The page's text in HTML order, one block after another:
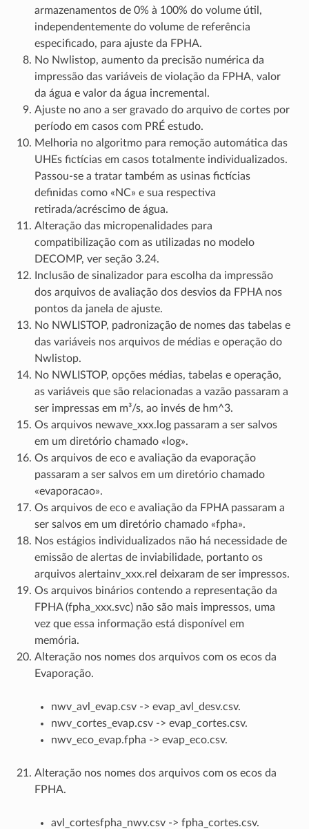
armazenamentos de 0% à 100% do volume útil,
independentemente do volume de referência
especificado, para ajuste da FPHA.
No Nwlistop, aumento da precisão numérica da
impressão das variáveis de violação da FPHA, valor
da água e valor da água incremental.
Ajuste no ano a ser gravado do arquivo de cortes por
período em casos com PRÉ estudo.
Melhoria no algoritmo para remoção automática das
UHEs fictícias em casos totalmente individualizados.
Passou-se a tratar também as usinas fictícias
definidas como «NC» e sua respectiva
retirada/acréscimo de água.
Alteração das micropenalidades para
compatibilização com as utilizadas no modelo
DECOMP, ver seção 3.24.
Inclusão de sinalizador para escolha da impressão
dos arquivos de avaliação dos desvios da FPHA nos
pontos da janela de ajuste.
No NWLISTOP, padronização de nomes das tabelas e
das variáveis nos arquivos de médias e operação do
Nwlistop.
No NWLISTOP, opções médias, tabelas e operação,
as variáveis que são relacionadas a vazão passaram a
ser impressas em m³/s, ao invés de hm^3.
Os arquivos newave_xxx.log passaram a ser salvos
em um diretório chamado «log».
Os arquivos de eco e avaliação da evaporação
passaram a ser salvos em um diretório chamado
«evaporacao».
Os arquivos de eco e avaliação da FPHA passaram a
ser salvos em um diretório chamado «fpha».
Nos estágios individualizados não há necessidade de
emissão de alertas de inviabilidade, portanto os
arquivos alertainv_xxx.rel deixaram de ser impressos.
Os arquivos binários contendo a representação da
FPHA (fpha_xxx.svc) não são mais impressos, uma
vez que essa informação está disponível em
memória.
Alteração nos nomes dos arquivos com os ecos da
Evaporação.
nwv_avl_evap.csv -> evap_avl_desv.csv.
nwv_cortes_evap.csv -> evap_cortes.csv.
nwv_eco_evap.fpha -> evap_eco.csv.
Alteração nos nomes dos arquivos com os ecos da
FPHA.
avl_cortesfpha_nwv.csv -> fpha_cortes.csv.